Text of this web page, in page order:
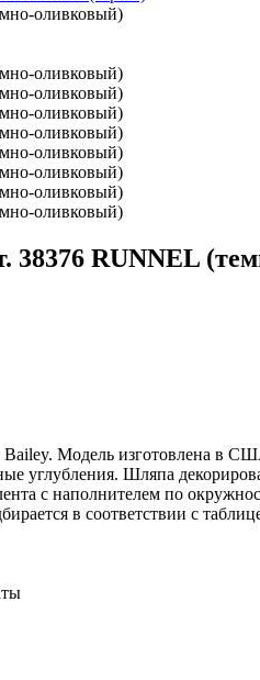
RUNNEL
Модель изготовлена в
углубления. Шляпа
с наполнителем по
в соответствии с